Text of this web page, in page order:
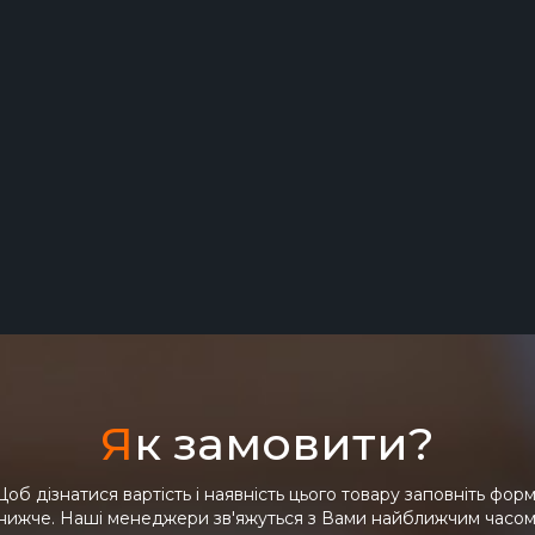
Як замовити?
дізнатися вартість і наявність цього товару заповніть
Наші менеджери зв'яжуться з Вами найближчим